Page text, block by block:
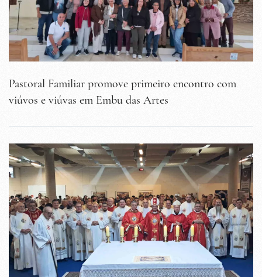
Pastoral Familiar promove primeiro encontro com
viúvos e viúvas em Embu das Artes